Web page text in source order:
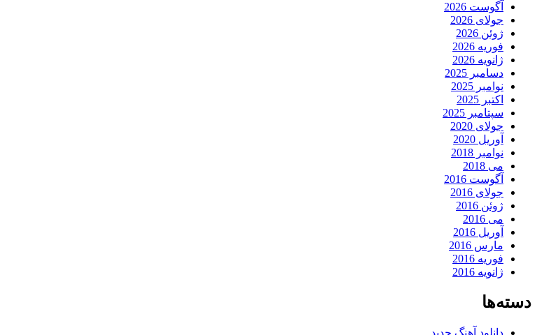
آگوست 2026
جولای 2026
ژوئن 2026
فوریه 2026
ژانویه 2026
دسامبر 2025
نوامبر 2025
اکتبر 2025
سپتامبر 2025
جولای 2020
آوریل 2020
نوامبر 2018
می 2018
آگوست 2016
جولای 2016
ژوئن 2016
می 2016
آوریل 2016
مارس 2016
فوریه 2016
ژانویه 2016
دسته‌ها
دانلود آهنگ جدید